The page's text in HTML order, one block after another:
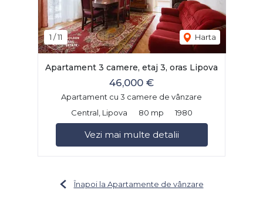
1 /11 Harta
Apartament 3 camere, etaj 3, oras Lipova
46,000 €
Apartament cu 3 camere de vânzare
Central, Lipova
80 mp 1980
Vezi mai multe detalii
Înapoi la Apartamente de vânzare